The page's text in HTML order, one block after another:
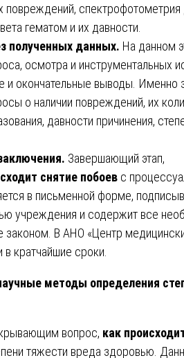
повреждений, спектрофотометрия
гематом и их давности.
полученных данных. На данном
осмотра и инструментальных
и окончательные выводы. Именно
о наличии повреждений, их
давности причинения,
Завершающий этап,
снятие побоев с
в письменной форме,
учреждения и содержит все
В АНО «Центр
кратчайшие сроки.
методы определения
вопрос, как
тяжести вреда здоровью.